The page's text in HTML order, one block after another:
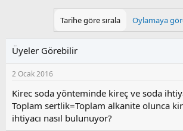
e
r
Tarihe göre sırala Oylamaya
Üyeler Görebilir
2 Ocak 2016
Kirec soda yönteminde kireç ve soda
Toplam sertlik=Toplam alkanite olunca
ihtiyacı nasıl bulunuyor?